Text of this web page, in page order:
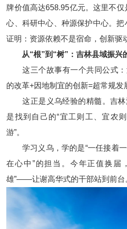
牌价值高达658.95亿元。这里不
心、科研中心、种源保护中心。把
证明：资源依赖不是宿命，创新驱
从“根”到“树”：吉林县域振兴
这三个故事有一个共同公式
的改革+因地制宜的创新=超常规发
这正是义乌经验的精髓。吉
是找到自己的“宜工则工、宜农
游”。
学习义乌，学的是“一任接着
在心中”的担当。今年正值换届
雄”——让谢高华式的干部站到前台